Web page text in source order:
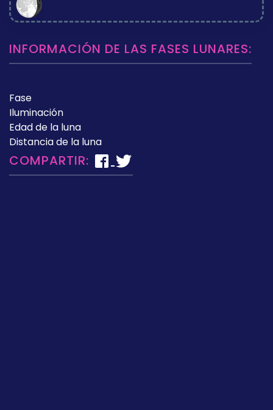
INFORMACIÓN DE LAS FASES LUNARES:
Fase
Iluminación
Edad de la luna
Distancia de la luna
COMPARTIR: